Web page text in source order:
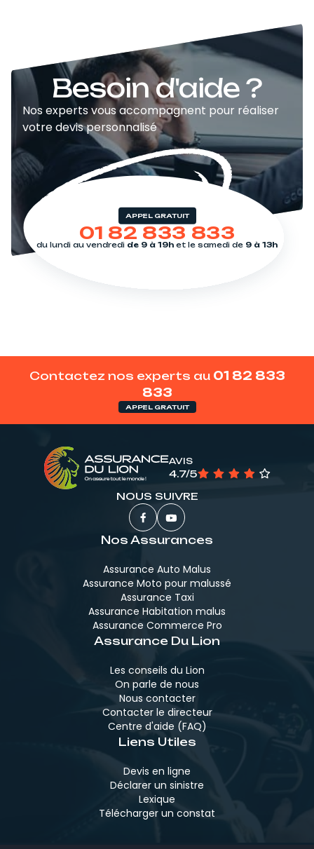
Besoin d'aide ?
Nos experts vous accompagnent pour réaliser
votre devis personnalisé
APPEL GRATUIT
01 82 833 833
du lundi au vendredi de 9 à 19h et le samedi de 9 à 13h
Contactez nos experts au 01 82 833
833
APPEL GRATUIT
AVIS
4.7/5
NOUS SUIVRE
Nos Assurances
Assurance Auto Malus
Assurance Moto pour malussé
Assurance Taxi
Assurance Habitation malus
Assurance Commerce Pro
Assurance Du Lion
Les conseils du Lion
On parle de nous
Nous contacter
Contacter le directeur
Centre d'aide (FAQ)
Liens Utiles
Devis en ligne
Déclarer un sinistre
Lexique
Télécharger un constat